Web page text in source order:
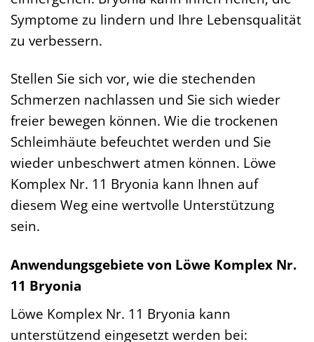
Symptome zu lindern und Ihre Lebensqualität
zu verbessern.
Stellen Sie sich vor, wie die stechenden
Schmerzen nachlassen und Sie sich wieder
freier bewegen können. Wie die trockenen
Schleimhäute befeuchtet werden und Sie
wieder unbeschwert atmen können. Löwe
Komplex Nr. 11 Bryonia kann Ihnen auf
diesem Weg eine wertvolle Unterstützung
sein.
Anwendungsgebiete von Löwe Komplex Nr.
11 Bryonia
Löwe Komplex Nr. 11 Bryonia kann
unterstützend eingesetzt werden bei: